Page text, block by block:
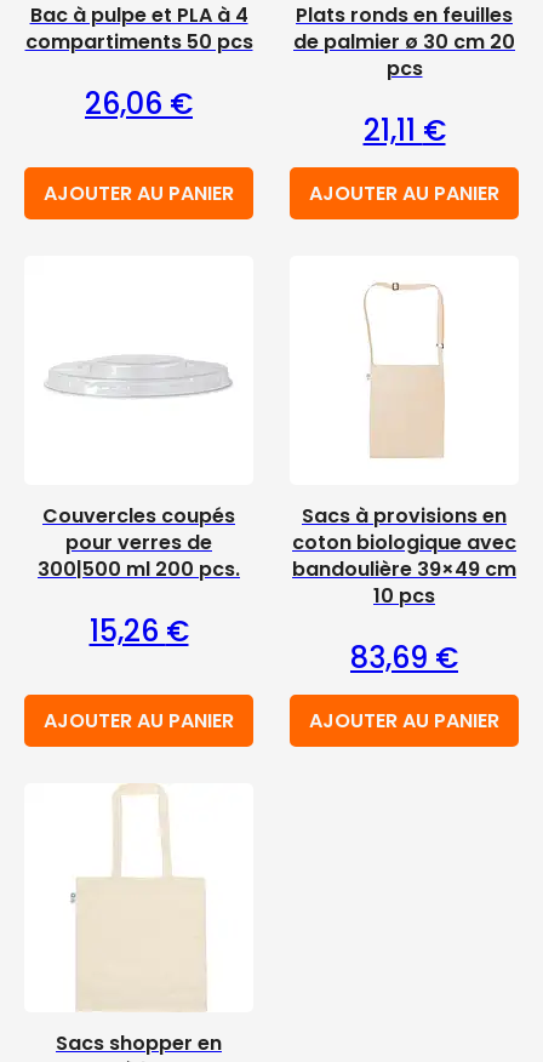
Bac à pulpe et PLA à 4
compartiments 50 pcs
26,06 €
AJOUTER AU PANIER
Plats ronds en feuilles
de palmier ø 30 cm 20
pcs
21,11 €
AJOUTER AU PANIER
Couvercles coupés
pour verres de
300|500 ml 200 pcs.
15,26 €
AJOUTER AU PANIER
Sacs à provisions en
coton biologique avec
bandoulière 39×49 cm
10 pcs
83,69 €
AJOUTER AU PANIER
Sacs shopper en